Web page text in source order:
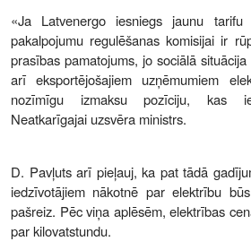
«Ja Latvenergo iesniegs jaunu tarifu
pakalpojumu regulēšanas komisijai ir
prasības pamatojums, jo sociālā
arī eksportējošajiem uzņēmumiem
nozīmīgu izmaksu pozīciju, kas
Neatkarīgajai uzsvēra ministrs.
D. Pavļuts arī pieļauj, ka pat tādā
iedzīvotājiem nākotnē par elektrību
pašreiz. Pēc viņa aplēsēm, elektrības
par kilovatstundu.